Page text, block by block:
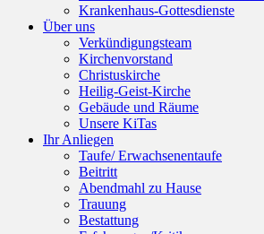
Krankenhaus-Gottesdienste
Über uns
Verkündigungsteam
Kirchenvorstand
Christuskirche
Heilig-Geist-Kirche
Gebäude und Räume
Unsere KiTas
Ihr Anliegen
Taufe/ Erwachsenentaufe
Beitritt
Abendmahl zu Hause
Trauung
Bestattung